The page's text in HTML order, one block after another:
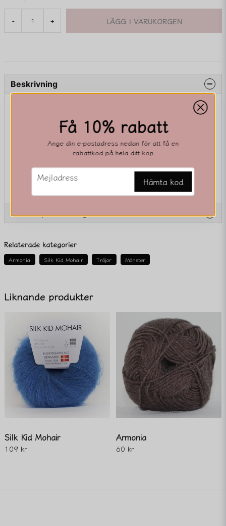
- + LÄGG I VARUKORGEN
Liknande produkter
Silk Kid Mohair
109 kr
Armonia
60 kr
Beskrivning
Ställ en produktfråga
Fråga oss något om denna produkten...
Namn
Mejladress
Ja, ni får publicera min fråga
Relaterade kategorier
Armonia Silk Kid Mohair Tröjor Mönster
Få 10% rabatt
Ange din e-postadress nedan för att få en
rabattkod på hela ditt köp
email
Mejladress Hämta kod